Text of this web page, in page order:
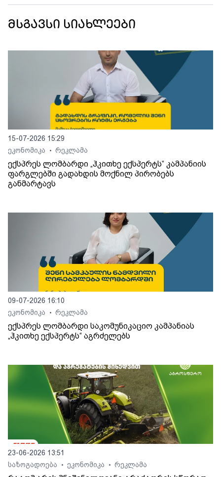
მსგავსი სიახლეები
15-07-2026 15:29
ეკონომიკა
• რეკლამა
ექსპრეს ლომბარდი „ჰკითხე ექსპერტს“ კამპანიის
ფარგლებში გადახდის მოქნილ პირობებს
განმარტავს
09-07-2026 16:10
ეკონომიკა
• რეკლამა
ექსპრეს ლომბარდი საკომუნიკაციო კამპანიას
„ჰკითხე ექსპერტს“ აგრძელებს
23-06-2026 13:51
საზოგადოება
• ეკონომიკა • რეკლამა